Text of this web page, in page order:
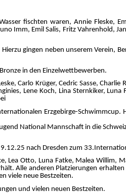
fischten waren, Annie Fleske,
Imm, Emil Salis, Fritz Vahrenhold,
gingen neben unserem Verein,
in den Einzelwettbewerben.
Carlo Krüger, Cedric Sasse,
Lene Koch, Lina Sternkiker,
Erzgebirge-
National Mannschaft in die
nach Dresden zum
Lea Otto, Luna Fatke, Malea
Alle anderen Platzierungen
viele neue Bestzeiten.
und vielen neuen Bestzeiten.